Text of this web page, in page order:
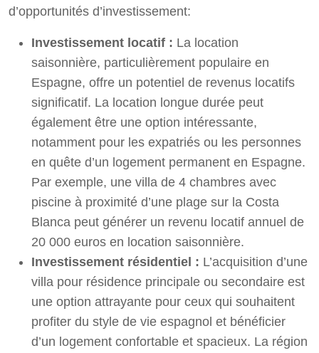
d’opportunités d’investissement:
Investissement locatif : La location
saisonnière, particulièrement populaire en
Espagne, offre un potentiel de revenus locatifs
significatif. La location longue durée peut
également être une option intéressante,
notamment pour les expatriés ou les personnes
en quête d’un logement permanent en Espagne.
Par exemple, une villa de 4 chambres avec
piscine à proximité d’une plage sur la Costa
Blanca peut générer un revenu locatif annuel de
20 000 euros en location saisonnière.
Investissement résidentiel : L’acquisition d’une
villa pour résidence principale ou secondaire est
une option attrayante pour ceux qui souhaitent
profiter du style de vie espagnol et bénéficier
d’un logement confortable et spacieux. La région